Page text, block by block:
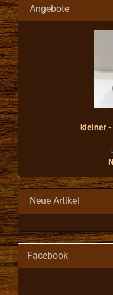
Angebote
kleiner
Neue Artikel
Facebook